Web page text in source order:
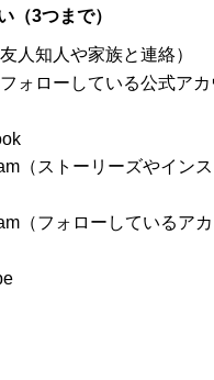
（3つまで）
人知人や家族と連絡）
ォローしている公式ア
（ストーリーズやイン
（フォローしているア